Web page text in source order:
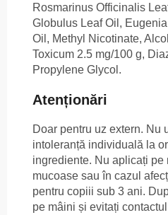
Rosmarinus Officinalis
Globulus Leaf Oil,
Oil, Methyl Nicotinate,
Toxicum 2.5 mg/100 g,
Propylene Glycol.
Atenționări
Doar pentru uz extern. Nu
intoleranță individuală la
ingrediente. Nu aplicați pe
mucoase sau în cazul
pentru copiii sub 3 ani.
pe mâini și evitați